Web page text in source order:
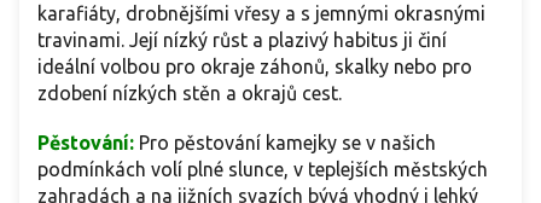
karafiáty, drobnějšími vřesy a s jemnými okrasnými
travinami. Její nízký růst a plazivý habitus ji činí
ideální volbou pro okraje záhonů, skalky nebo pro
zdobení nízkých stěn a okrajů cest.
Pěstování: Pro pěstování kamejky se v našich
podmínkách volí plné slunce, v teplejších městských
zahradách a na jižních svazích bývá vhodný i lehký